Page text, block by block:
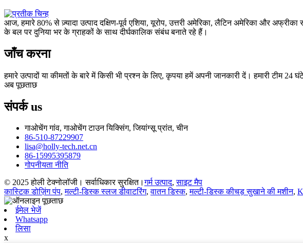
आज, हमारे 80% से ज़्यादा उत्पाद दक्षिण-पूर्व एशिया, यूरोप, उत्तरी अमेरिका, लैटिन अमेरिका और
के बल पर दुनिया भर के ग्राहकों के साथ दीर्घकालिक संबंध बनाते रहे हैं।
जाँच करना
हमारे उत्पादों या कीमतों के बारे में किसी भी प्रश्न के लिए, कृपया हमें अपनी जानकारी दें। हमारी टीम
अब पूछताछ
संपर्कus
गाओचेंग गांव, गाओचेंग टाउन यिक्सिंग, जियांग्सू प्रांत, चीन
86-510-87229907
lisa@holly-tech.net.cn
86-15995395879
गोपनीयता नीति
© 2025 होली टेक्नोलॉजी। सर्वाधिकार सुरक्षित।गर्म उत्पाद,साइट मैप
कास्टिक डोज़िंग पंप,मल्टी-डिस्क स्लज डीवाटरिंग,वातन डिस्क,मल्टी-डिस्क कीचड़ सुखाने की मशीन,
ईमेल भेजें
Whatsapp
लिसा
x